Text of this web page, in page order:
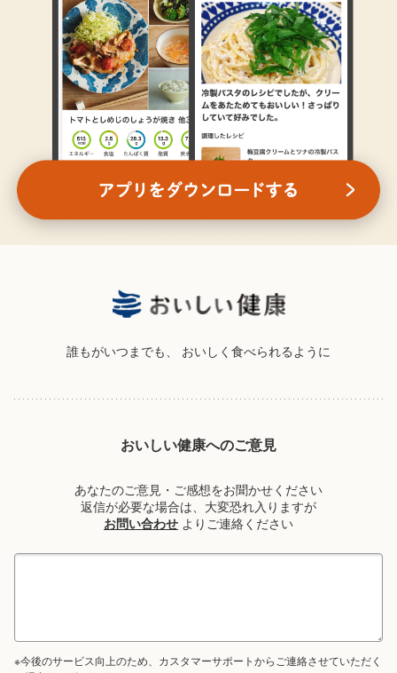
誰もがいつまでも、 おいしく食べられるように
おいしい健康へのご意見
あなたのご意見・ご感想をお聞かせください
返信が必要な場合は、大変恐れ入りますが
お問い合わせ よりご連絡ください
※今後のサービス向上のため、カスタマーサポートからご連絡させていただく